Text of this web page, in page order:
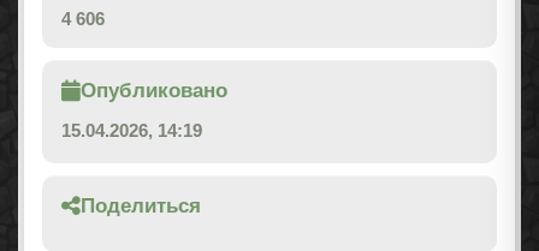
4 606
Опубликовано
15.04.2026, 14:19
Поделиться